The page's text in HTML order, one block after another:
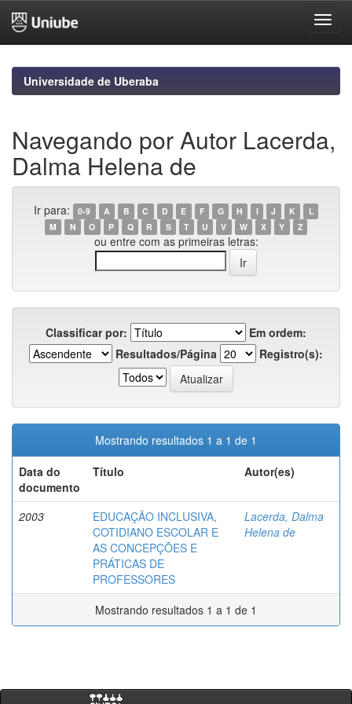
navigationUniversidade de Uberaba
Navegando por Autor Lacerda,
Dalma Helena de
Ir para: 0-9 A B C D E F G H I J K
L
M
N O P Q R S T U V W X Y Z
ou entre com as primeiras letras:
Classificar por:
Em ordem:
Resultados/Página
Registro(s):
Mostrando resultados 1 a 1 de 1
Data do
documento
Título Autor(es)
2003
EDUCAÇÃO INCLUSIVA,
COTIDIANO ESCOLAR E
AS CONCEPÇÕES E
PRÁTICAS DE
PROFESSORES
Lacerda, Dalma
Helena de
Mostrando resultados 1 a 1 de 1